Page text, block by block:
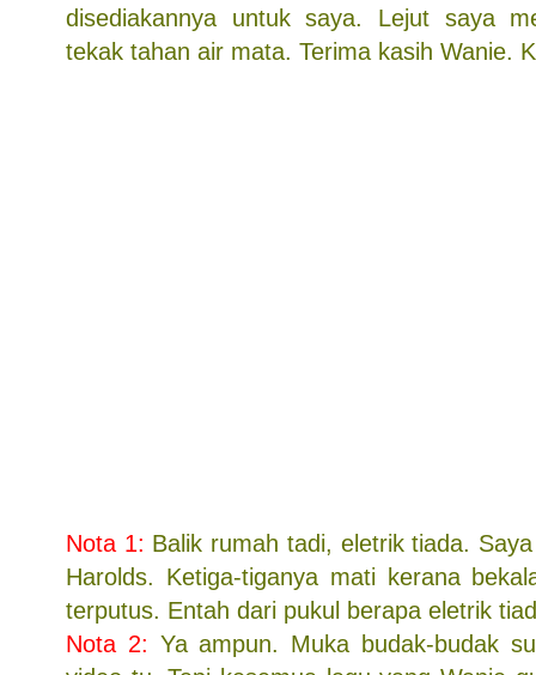
disediakannya untuk saya. Lejut saya
tekak tahan air mata. Terima kasih Wanie.
Nota 1: Balik rumah tadi, eletrik tiada.
Harolds. Ketiga-tiganya mati kerana
terputus. Entah dari pukul berapa eletrik
Nota 2: Ya ampun. Muka budak-budak